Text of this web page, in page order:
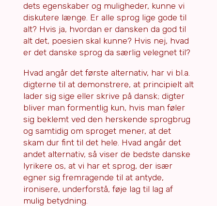
dets egenskaber og muligheder, kunne vi
diskutere længe. Er alle sprog lige gode til
alt? Hvis ja, hvordan er dansken da god til
alt det, poesien skal kunne? Hvis nej, hvad
er det danske sprog da særlig velegnet til?
Hvad angår det første alternativ, har vi bl.a.
digterne til at demonstrere, at principielt alt
lader sig sige eller skrive på dansk; digter
bliver man formentlig kun, hvis man føler
sig beklemt ved den herskende sprogbrug
og samtidig om sproget mener, at det
skam dur fint til det hele. Hvad angår det
andet alternativ, så viser de bedste danske
lyrikere os, at vi har et sprog, der især
egner sig fremragende til at antyde,
ironisere, underforstå, føje lag til lag af
mulig betydning.